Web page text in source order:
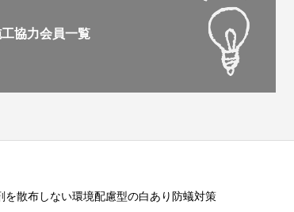
協力会員一覧
を散布しない環境配慮型の白あり防蟻対策